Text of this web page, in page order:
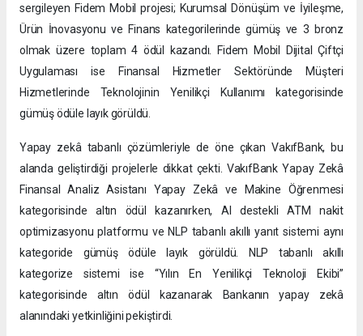
sergileyen Fidem Mobil projesi; Kurumsal Dönüşüm ve İyileşme,
Ürün İnovasyonu ve Finans kategorilerinde gümüş ve 3 bronz
olmak üzere toplam 4 ödül kazandı. Fidem Mobil Dijital Çiftçi
Uygulaması ise Finansal Hizmetler Sektöründe Müşteri
Hizmetlerinde Teknolojinin Yenilikçi Kullanımı kategorisinde
gümüş ödüle layık görüldü.
Yapay zekâ tabanlı çözümleriyle de öne çıkan VakıfBank, bu
alanda geliştirdiği projelerle dikkat çekti. VakıfBank Yapay Zekâ
Finansal Analiz Asistanı Yapay Zekâ ve Makine Öğrenmesi
kategorisinde altın ödül kazanırken, AI destekli ATM nakit
optimizasyonu platformu ve NLP tabanlı akıllı yanıt sistemi aynı
kategoride gümüş ödüle layık görüldü. NLP tabanlı akıllı
kategorize sistemi ise “Yılın En Yenilikçi Teknoloji Ekibi”
kategorisinde altın ödül kazanarak Bankanın yapay zekâ
alanındaki yetkinliğini pekiştirdi.